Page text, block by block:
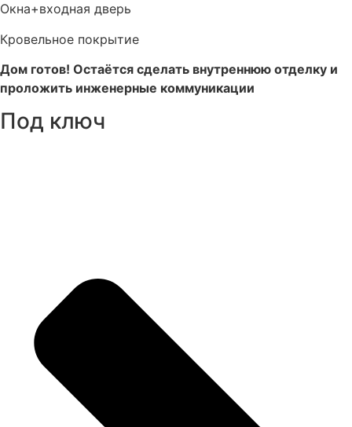
Окна+входная дверь
Кровельное покрытие
Дом готов! Остаётся сделать внутреннюю отделку и
проложить инженерные коммуникации
Под ключ